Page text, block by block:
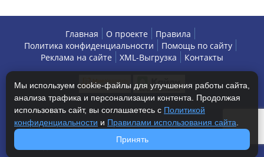
Главная О проекте
Правила
Политика конфиденциальности
Помощь по сайту
Реклама на сайте
XML-Выгрузка Контакты
Copyright © 2013-2026 БизнесАренда - коммерческая
недвижимость, г. Москва. Все права защищены.
Мы используем cookie-файлы для улучшения работы сайта,
анализа трафика и персонализации контента. Продолжая
использовать сайт, вы соглашаетесь с Политикой
конфиденциальности и Правилами использования сайта
Принять